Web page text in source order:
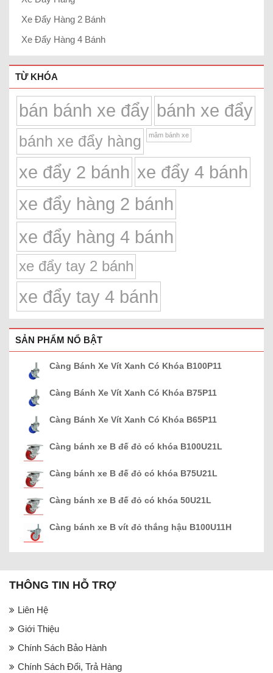
Xe Đẩy Hàng 2 Bánh
Xe Đẩy Hàng 4 Bánh
TỪ KHÓA
bán bánh xe đẩy bánh xe đẩy
bánh xe đẩy hàng mâm bánh xe
xe đẩy 2 bánh xe đẩy 4 bánh
xe đẩy hàng 2 bánh
xe đẩy hàng 4 bánh
xe đẩy tay 2 bánh
xe đẩy tay 4 bánh
SẢN PHẨM NỔ BẬT
Càng Bánh Xe Vít Xanh Có Khóa B100P11
Càng Bánh Xe Vít Xanh Có Khóa B75P11
Càng Bánh Xe Vít Xanh Có Khóa B65P11
Càng bánh xe B đế đỏ có khóa B100U21L
Càng bánh xe B đế đỏ có khóa B75U21L
Càng bánh xe B đế đỏ có khóa 50U21L
Càng bánh xe B vít đỏ thắng hậu B100U11H
THÔNG TIN HỖ TRỢ
Liên Hệ
Giới Thiệu
Chính Sách Bảo Hành
Chính Sách Đổi, Trả Hàng